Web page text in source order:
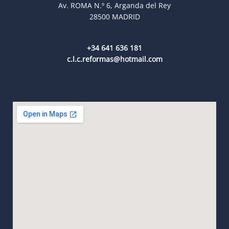
Av. ROMA N.º 6, Arganda del Rey
28500 MADRID
+34 641 636 181
c.l.c.reformas@hotmail.com